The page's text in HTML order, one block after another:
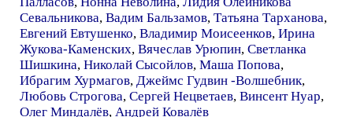
Севальникова, Вадим Бальзамов, Татьяна Тарханова,
Евгений Евтушенко, Владимир Моисеенков, Ирина
Жукова-Каменских, Вячеслав Урюпин, Светланка
Шишкина, Николай Сысойлов, Маша Попова,
Ибрагим Хурмагов, Джеймс Гудвин -Волшебник,
Любовь Строгова, Сергей Нецветаев, Винсент Нуар,
Олег Миндалёв, Андрей Ковалёв